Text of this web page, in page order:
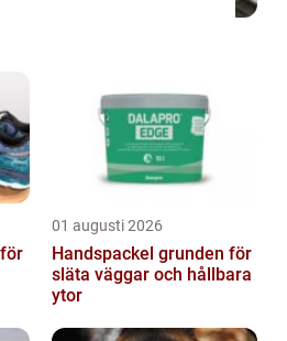
01 augusti 2026
Handspackel grunden för
släta väggar och hållbara
ytor